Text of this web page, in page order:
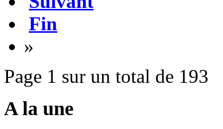
Fin
»
Page 1 sur un total de 193
A la une